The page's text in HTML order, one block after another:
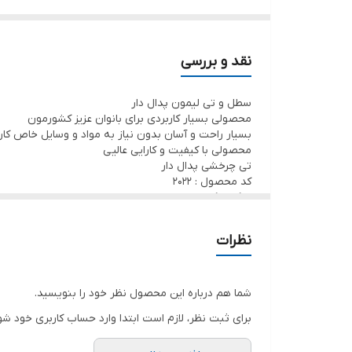
دارای سبد خشک کن استیل + پد میکروفایبر برای جذب
چرخش راحت و روان به خاطر تعبیه گیربکس داخل
قابل حمل
خم شدن دسته تی برای تمیزکردن زیر مبل و میز
دارای محل خروج آب و مخزن مواد شوینده
قابلیت کوتاه و بلند شدن دسته
نقد و بررسی
سطل و تی لیمون پدال دار
محصولی بسیار کاربردی برای بانوان عزیز کشورمون
بسیار راحت و آسان بدون نیاز به مواد و وسایل خاص
محصولی با کیفیت و کارایی عالیی
تی چرخشی پدال دار
کد محصول : 2022
مشخصات
طول: 53cm
عرض: 30cm
کمترین ارتفاع دسته تی: 95cm
نظرات
شما هم درباره این محصول نظر خود را بنویسید.
برای ثبت نظر، لازم است ابتدا وارد حساب کاربری خود